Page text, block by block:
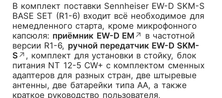
В комплект поставки Sennheiser EW-D SKM-S
BASE SET (R1-6) входит всё необходимое для
немедленного старта, кроме микрофонного
капсюля: приёмник EW-D EM ↗ в частотной
версии R1-6, ручной передатчик EW-D SKM-
S ↗ , комплект для установки в стойку, блок
питания NT 12-5 CW+ с комплектом сменных
адаптеров для разных стран, две штыревые
антенны, две батарейки типа AA, а также
краткое руководство пользователя,